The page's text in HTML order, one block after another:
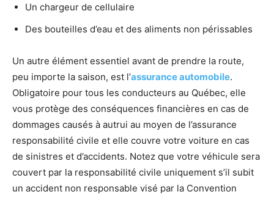
Un chargeur de cellulaire
Des bouteilles d’eau et des aliments non périssables
Un autre élément essentiel avant de prendre la route,
peu importe la saison, est l’assurance automobile.
Obligatoire pour tous les conducteurs au Québec, elle
vous protège des conséquences financières en cas de
dommages causés à autrui au moyen de l’assurance
responsabilité civile et elle couvre votre voiture en cas
de sinistres et d’accidents. Notez que votre véhicule sera
couvert par la responsabilité civile uniquement s’il subit
un accident non responsable visé par la Convention